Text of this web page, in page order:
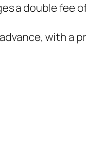
a double fee
with a